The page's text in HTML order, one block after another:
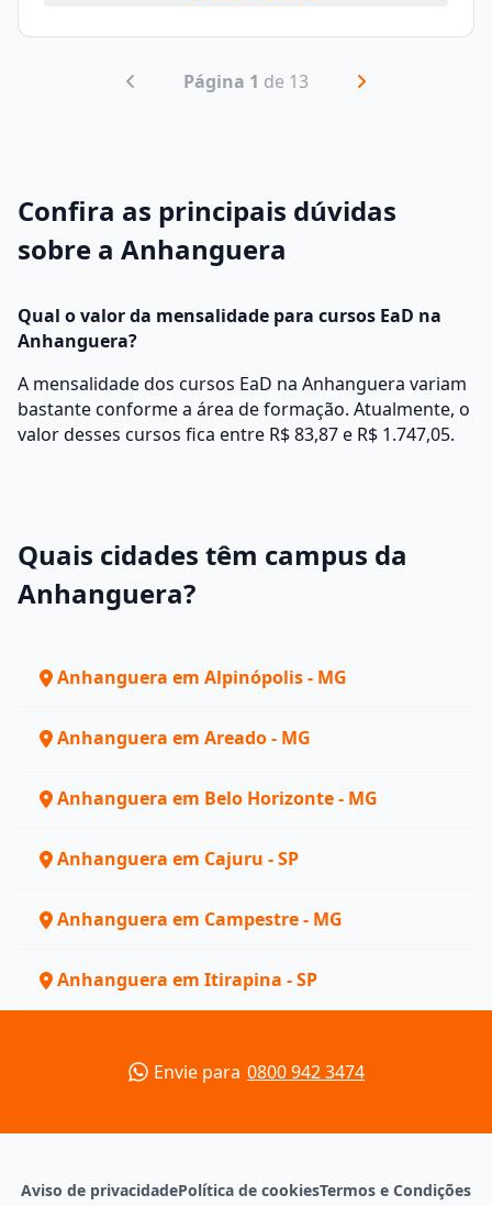
Página 1 de 13
Confira as principais dúvidas
sobre a Anhanguera
Qual o valor da mensalidade para cursos EaD na
Anhanguera?
A mensalidade dos cursos EaD na Anhanguera variam
bastante conforme a área de formação. Atualmente, o
valor desses cursos fica entre R$ 83,87 e R$ 1.747,05.
Quais cidades têm campus da
Anhanguera?
Anhanguera em Alpinópolis - MG
Anhanguera em Areado - MG
Anhanguera em Belo Horizonte - MG
Anhanguera em Cajuru - SP
Anhanguera em Campestre - MG
Anhanguera em Itirapina - SP
Envie para 0800 942 3474
Aviso de privacidadePolítica de cookiesTermos e Condições